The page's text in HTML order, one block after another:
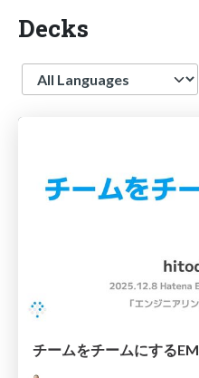
Decks
Language
チームをチームにするEM